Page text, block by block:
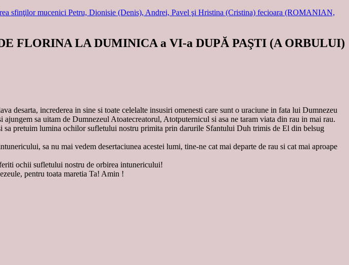
sfinţilor mucenici Petru, Dionisie (Denis), Andrei, Pavel şi Hristina (Cristina) fecioara (ROMANIAN,
FLORINA LA DUMINICA a VI-a DUPĂ PAŞTI (A ORBULUI)
desarta, increderea in sine si toate celelalte insusiri omenesti care sunt o uraciune in fata lui Dumnezeu
sa uitam de Dumnezeul Atoatecreatorul, Atotputernicul si asa ne taram viata din rau in mai rau.
sa pretuim lumina ochilor sufletului nostru primita prin darurile Sfantului Duh trimis de El din belsug
sa nu mai vedem desertaciunea acestei lumi, tine-ne cat mai departe de rau si cat mai aproape
ochii sufletului nostru de orbirea intunericului!
pentru toata maretia Ta! Amin !